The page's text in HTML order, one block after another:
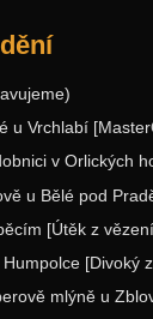
u Vrchlabí
v Orlických
u Bělé pod
[Útěk z
[Divoký
mlýně u